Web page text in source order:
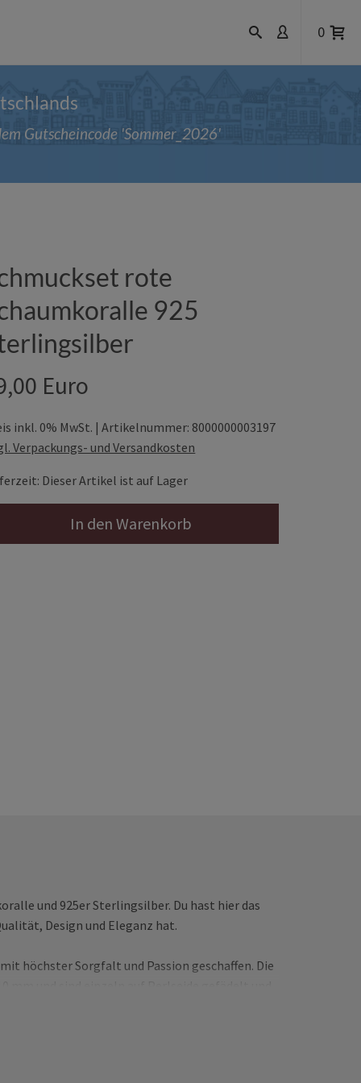
0
Gutscheincode 'Sommer_2026'
rote
925
Euro
inkl. 0% MwSt. | Artikelnummer: 8000000003197
Verpackungs- und Versandkosten
Dieser Artikel ist auf Lager
In den Warenkorb
und 925er Sterlingsilber. Du hast hier das
Design und Eleganz hat.
höchster Sorgfalt und Passion geschaffen. Die